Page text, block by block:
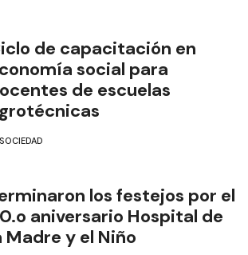
de capacitación en
social para
de escuelas
SOCIEDAD
los festejos por el
aniversario Hospital de
Madre y el Niño